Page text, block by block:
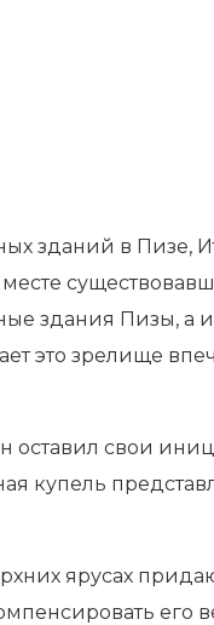
зданий в Пизе,
здания Пизы, а
это зрелище
оставил свои
купель
ярусах
его